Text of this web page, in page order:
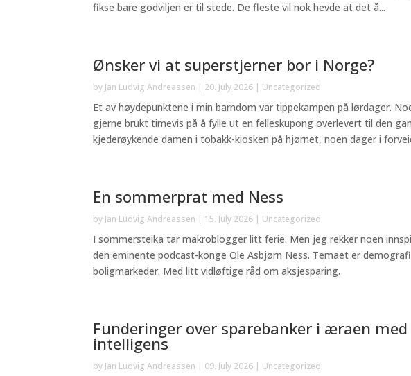
fikse bare godviljen er til stede. De fleste vil nok hevde at det å...
Ønsker vi at superstjerner bor i Norge?
by Jan Ludvig Andreassen | 20. July 2026 | Uncategorized
Et av høydepunktene i min barndom var tippekampen på lørdager.
gjerne brukt timevis på å fylle ut en felleskupong overlevert til den
kjederøykende damen i tobakk-kiosken på hjørnet, noen dager i
En sommerprat med Ness
by Jan Ludvig Andreassen | 15. July 2026 | Uncategorized
I sommersteika tar makroblogger litt ferie. Men jeg rekker noen
den eminente podcast-konge Ole Asbjørn Ness. Temaet er
boligmarkeder. Med litt vidløftige råd om aksjesparing.
Funderinger over sparebanker i æraen
intelligens
by Jan Ludvig Andreassen | 09. July 2026 | Uncategorized